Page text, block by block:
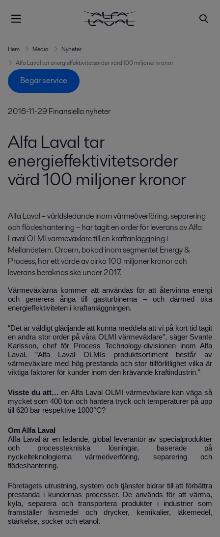
Hem Media
Nyheter
Alfa Laval tar energieffektivitetsorder värd 100 miljoner kronor
Begär service
2016-11-29 Finansiella nyheter
Alfa Laval tar
energieffektivitetsorder
värd 100 miljoner kronor
Alfa Laval – världsledande inom värmeöverföring, separering
och flödeshantering – har tagit en order för leverans av Alfa
Laval OLMI värmeväxlare till en kraftanläggning i
Mellanöstern. Ordern, bokad inom segmentet Energy &
Process, har ett värde av cirka 100 miljoner kronor och
leverans beräknas ske under 2017.
Värmeväxlarna kommer att användas för att återvinna energi
och generera ånga till gasturbinerna – och därmed öka
energieffektiviteten i kraftanläggningen.
“Det är väldigt glädjande att kunna meddela att vi på kort tid tagit
en andra stor order på våra OLMI värmeväxlare”, säger Svante
Karlsson, chef för Process Technology-divisionen inom Alfa
Laval. ”Alfa Laval OLMIs produktsortiment består av
värmeväxlare med hög prestanda och stor tillförlitlighet vilka är
viktiga faktorer för kunder inom den krävande kraftindustrin.”
Visste du att… en Alfa Laval OLMI värmeväxlare kan väga så
mycket som 400 ton och hantera tryck och temperaturer på upp
till 620 bar respektive 1000°C?
Om Alfa Laval
Alfa Laval är en ledande, global leverantör av specialprodukter
och processtekniska lösningar, baserade på
nyckelteknologierna värmeöverföring, separering och
flödeshantering.
Företagets utrustning, system och tjänster bidrar till att förbättra
prestanda i kundernas processer. De används för att värma,
kyla, separera och transportera produkter i industrier som
framställer livsmedel och drycker, kemikalier, läkemedel,
stärkelse, socker och etanol.